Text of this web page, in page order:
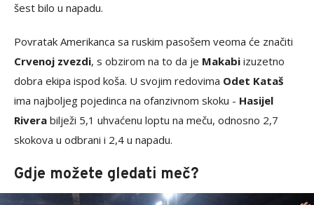
šest bilo u napadu.
Povratak Amerikanca sa ruskim pasošem veoma će značiti
Crvenoj zvezdi, s obzirom na to da je Makabi izuzetno
dobra ekipa ispod koša. U svojim redovima Odet Kataš
ima najboljeg pojedinca na ofanzivnom skoku - Hasijel
Rivera bilježi 5,1 uhvaćenu loptu na meču, odnosno 2,7
skokova u odbrani i 2,4 u napadu.
Gdje možete gledati meč?